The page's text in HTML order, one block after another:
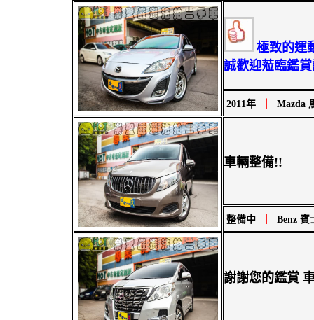
極致的運
誠歡迎蒞臨鑑
2011年 Mazda
車輛整備!!
整備中 Benz
謝謝您的鑑賞